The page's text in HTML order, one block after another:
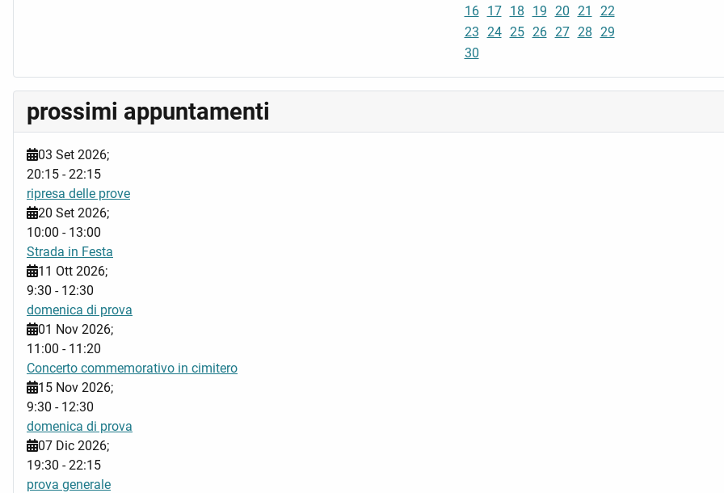
16
17 18 19 20 21
22
23 24 25 26 27 28 29
30
prossimi appuntamenti
03 Set 2026;
20:15 -22:15
ripresa delle prove
20 Set 2026;
10:00 - 13:00
Strada in Festa
11 Ott 2026;
9:30 - 12:30
domenica di prova
01 Nov 2026;
11:00 - 11:20
Concerto commemorativo in cimitero
15 Nov 2026;
9:30 - 12:30
domenica di prova
07 Dic 2026;
19:30 -22:15
prova generale